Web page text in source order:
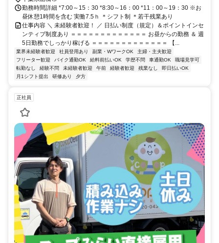
車、バス停「工業団地中央」下車 徒歩3分）【マイカー通勤・バイク
通勤・自転車通勤OK！無料駐車場・駐輪場完備】
勤務時間詳細 *7:00～15：30 *8:30～16：00 *11：00～19：30 ※お
昼休憩1時間を含む 実働7.5ｈ ＊シフト制 ＊若干残業あり
仕事内容 ＼ 未経験者歓迎！ ／ 日払い制度（規定）＆ポイントインセ
ンティブ制度あり ＝＝＝＝＝＝＝＝＝＝＝＝＝ お昼からの勤務 ＆ 週
5日勤務でしっかり稼げる ＝＝＝＝＝＝＝＝＝＝＝＝＝ 【...
業界未経験者歓迎 社員登用あり 副業・WワークOK
主婦・主夫歓迎
フリーター歓迎
バイク通勤OK 給料前払いOK 学歴不問 車通勤OK
職場見学可
転勤なし
経験不問 未経験者歓迎 午前 経験者歓迎 残業なし
即日払いOK
月1シフト提出
研修あり 夕方
正社員